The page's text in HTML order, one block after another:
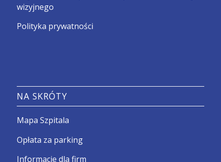
wizyjnego
Polityka prywatności
NA SKRÓTY
Mapa Szpitala
Opłata za parking
Informacje dla firm